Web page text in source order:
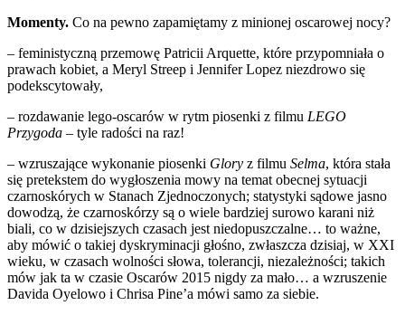
Momenty. Co na pewno zapamiętamy z minionej oscarowej nocy?
– feministyczną przemowę Patricii Arquette, które przypomniała o
prawach kobiet, a Meryl Streep i Jennifer Lopez niezdrowo się
podekscytowały,
– rozdawanie lego-oscarów w rytm piosenki z filmu LEGO
Przygoda – tyle radości na raz!
– wzruszające wykonanie piosenki Glory z filmu Selma, która stała
się pretekstem do wygłoszenia mowy na temat obecnej sytuacji
czarnoskórych w Stanach Zjednoczonych; statystyki sądowe jasno
dowodzą, że czarnoskórzy są o wiele bardziej surowo karani niż
biali, co w dzisiejszych czasach jest niedopuszczalne… to ważne,
aby mówić o takiej dyskryminacji głośno, zwłaszcza dzisiaj, w XXI
wieku, w czasach wolności słowa, tolerancji, niezależności; takich
mów jak ta w czasie Oscarów 2015 nigdy za mało… a wzruszenie
Davida Oyelowo i Chrisa Pine’a mówi samo za siebie.